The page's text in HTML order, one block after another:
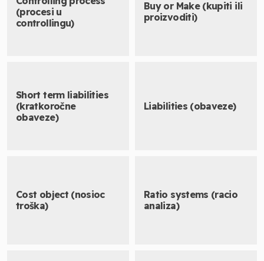
(procesi u
controllingu)
Buy or Make (kupiti ili
proizvoditi)
Short term liabilities
(kratkoročne
obaveze)
Liabilities (obaveze)
Cost object (nosioc
troška)
Ratio systems (racio
analiza)